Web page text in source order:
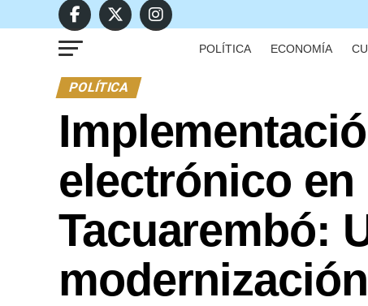
POLÍTICA ECONOMÍA
POLÍTICA
electrónico
Tacuarembó: